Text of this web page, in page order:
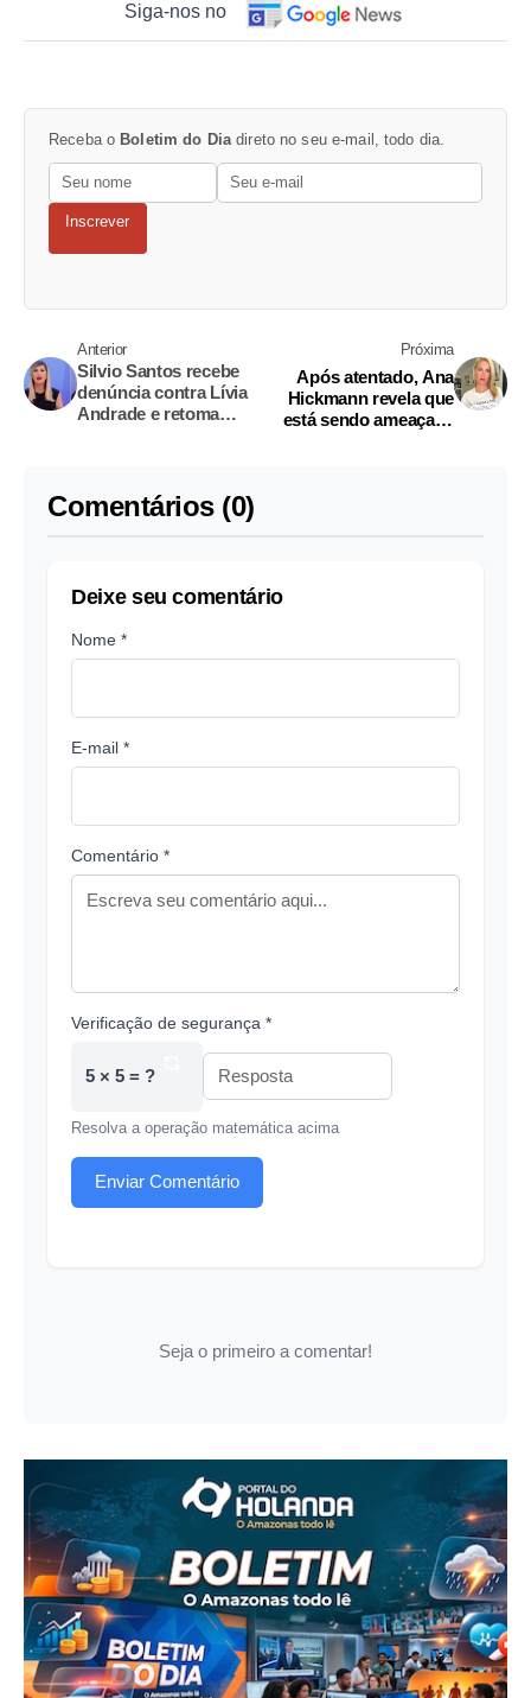
Siga-nos no
Receba o Boletim do Diadireto no seu e-mail, todo dia.
Inscrever
Anterior
Silvio Santos recebe
denúncia contra Lívia
Andrade e retoma
Próxima
Após atentado, Ana
Hickmann revela que
está sendo ameaçada
Comentários (0)
Deixe seu comentário
Nome *
E-mail *
Comentário *
Verificação de segurança *
5 × 5 = ?
Resolva a operação matemática acima
Enviar Comentário
Seja o primeiro a comentar!